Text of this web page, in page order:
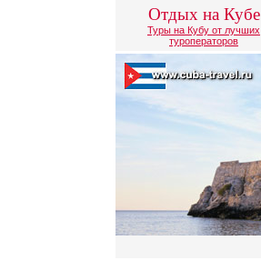
Отдых на Кубе
Туры на Кубу от лучших
туроператоров